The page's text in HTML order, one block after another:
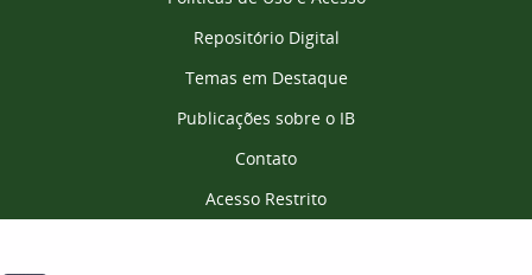
Repositório Digital
Temas em Destaque
Publicações sobre o IB
Contato
Acesso Restrito